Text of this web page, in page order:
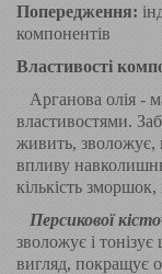
Попередження:
компонентів
Властивості
Арганова олія -
властивостями.
живить, зволожує,
впливу
кількість
Персикової
зволожує і
вигляд, покращує